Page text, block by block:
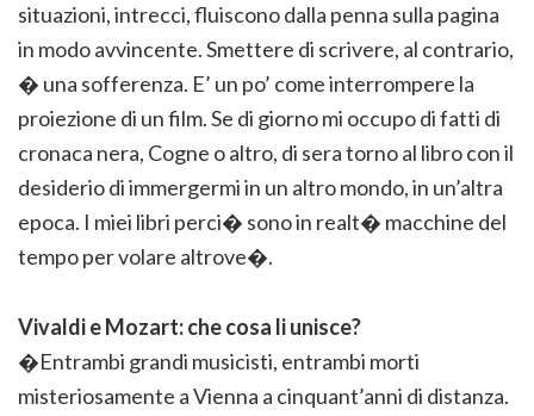
situazioni, intrecci, fluiscono dalla penna sulla pagina
in modo avvincente. Smettere di scrivere, al contrario,
� una sofferenza. E’ un po’ come interrompere la
proiezione di un film. Se di giorno mi occupo di fatti di
cronaca nera, Cogne o altro, di sera torno al libro con il
desiderio di immergermi in un altro mondo, in un’altra
epoca. I miei libri perci� sono in realt� macchine del
tempo per volare altrove�.
Vivaldi e Mozart: che cosa li unisce?
�Entrambi grandi musicisti, entrambi morti
misteriosamente a Vienna a cinquant’anni di distanza.